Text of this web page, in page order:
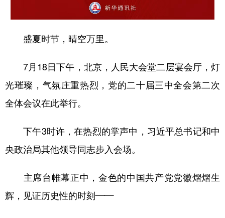
广西 海南
甘肃
新疆 内蒙古 黑龙江
多语种频道
English Español Français عربى
Русский язык 日本語
盛夏时节，晴空万里。
7月18日下午，北京，人民大会堂二层宴会厅，灯
光璀璨，气氛庄重热烈，党的二十届三中全会第二次
全体会议在此举行。
下午3时许，在热烈的掌声中，习近平总书记和中
央政治局其他领导同志步入会场。
主席台帷幕正中，金色的中国共产党党徽熠熠生
辉，见证历史性的时刻——